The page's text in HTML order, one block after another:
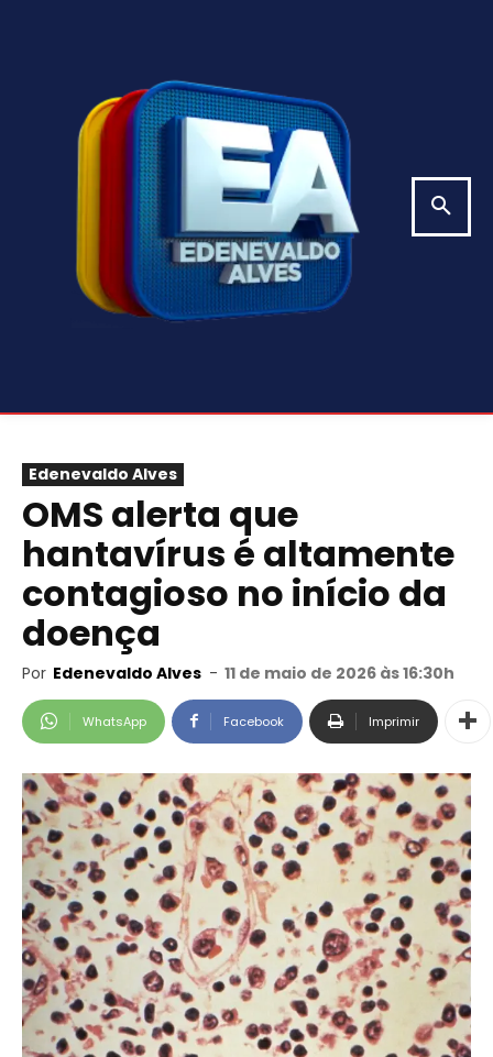
Edenevaldo Alves
OMS alerta que
hantavírus é altamente
contagioso no início da
doença
Por Edenevaldo Alves - 11 de maio de 2026 às 16:30h
WhatsApp Facebook Imprimir